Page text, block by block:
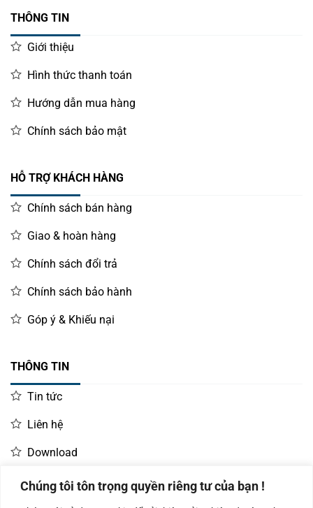
Chúng tôi tôn trọng quyền riêng tư của bạn !
THÔNG TIN
Giới thiệu
Hình thức thanh toán
Hướng dẫn mua hàng
Chính sách bảo mật
HỖ TRỢ KHÁCH HÀNG
Chính sách bán hàng
Giao & hoàn hàng
Chính sách đổi trả
Chính sách bảo hành
Góp ý & Khiếu nại
THÔNG TIN
Tin tức
Liên hệ
Download